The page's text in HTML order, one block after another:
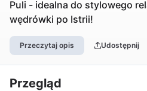
Puli - idealna do stylowego
wędrówki po Istrii!
Przeczytaj opis Udostępnij
Przegląd